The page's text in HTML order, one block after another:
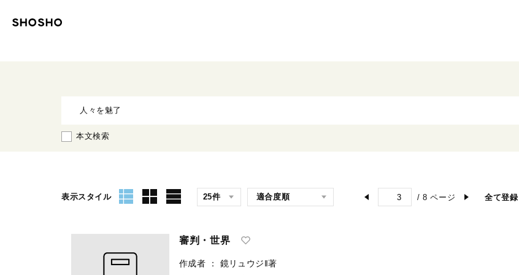
本文検索
表示スタイル / 8 ページ 全て登録
審判・世界
作成者 ：
鏡リュウジ‖著